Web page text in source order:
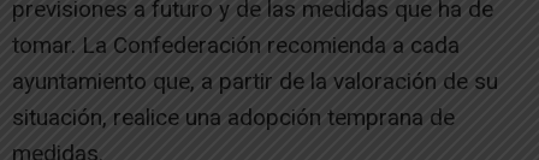
previsiones a futuro y de las medidas que ha de
tomar. La Confederación recomienda a cada
ayuntamiento que, a partir de la valoración de su
situación, realice una adopción temprana de
medidas.